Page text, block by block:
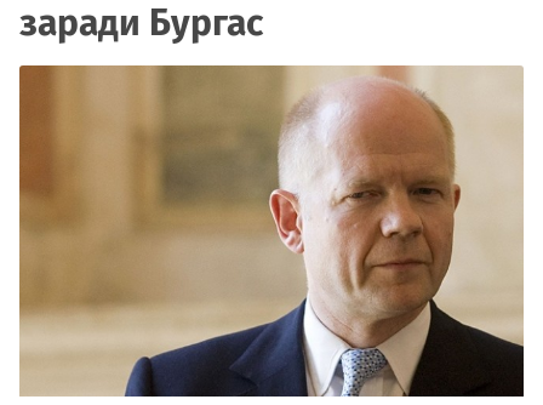
заради Бургас